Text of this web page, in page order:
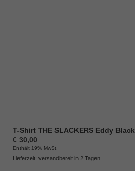
T-Shirt THE SLACKERS Eddy
€30,00
Enthält 19% MwSt.
Lieferzeit: versandbereit in 2 Tagen